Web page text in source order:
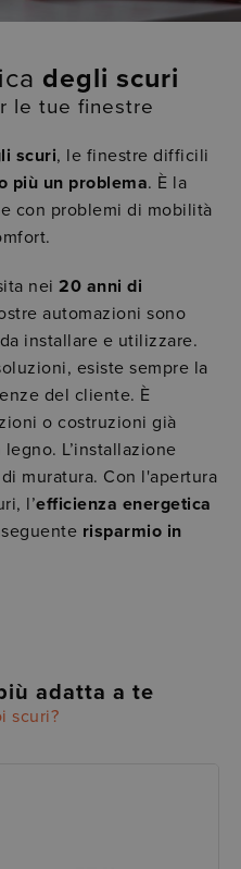
degli scuri
le tue finestre
scuri, le finestre difficili
più un problema. È la
con problemi di mobilità
nei 20 anni di
automazioni sono
installare e utilizzare.
esiste sempre la
del cliente. È
o costruzioni già
L’installazione
muratura. Con l'apertura
l’efficienza energetica
risparmio in
adatta a te
scuri?